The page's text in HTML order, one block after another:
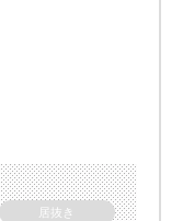
居抜き